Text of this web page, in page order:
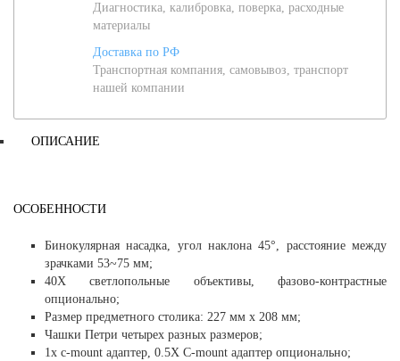
Диагностика, калибровка, поверка, расходные
материалы
Доставка по РФ
Транспортная компания, самовывоз, транспорт
нашей компании
ОПИСАНИЕ
ОСОБЕННОСТИ
Бинокулярная насадка, угол наклона 45°, расстояние между
зрачками 53~75 мм;
40X светлопольные объективы, фазово-контрастные
опционально;
Размер предметного столика: 227 мм х 208 мм;
Чашки Петри четырех разных размеров;
1x c-mount адаптер, 0.5X C-mount адаптер опционально;